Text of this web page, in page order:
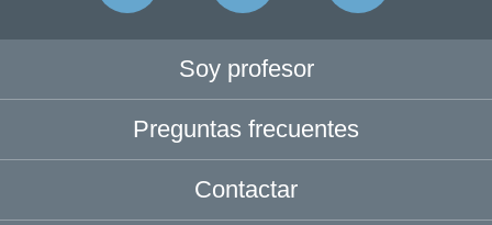
Soy profesor
Preguntas frecuentes
Contactar